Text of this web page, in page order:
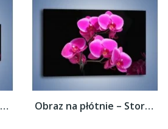
Obraz na płótnie – Storczyk nocą –... Obraz na płótnie – Storczyk nocą –...